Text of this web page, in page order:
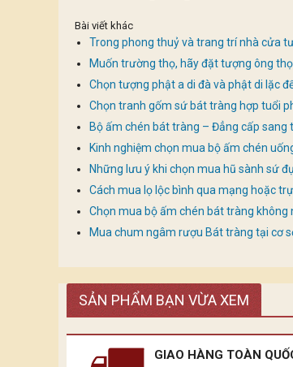
Bài viết khác
Trong phong thuỷ và trang trí nhà cửa
Muốn trường thọ, hãy đặt tượng ông
Chọn tượng phật a di đà và phật di lặc
Chọn tranh gốm sứ bát tràng hợp tuổi
Bộ ấm chén bát tràng – Đẳng cấp sang
Kinh nghiệm chọn mua bộ ấm chén
Những lưu ý khi chọn mua hũ sành sứ
Cách mua lọ lộc bình qua mạng hoặc
Chọn mua bộ ấm chén bát tràng
Mua chum ngâm rượu Bát tràng tại cơ
SẢN PHẨM BẠN VỪA XEM
GIAO HÀNG TOÀN